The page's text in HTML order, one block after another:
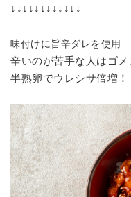
↓↓↓↓↓↓↓↓↓↓↓↓
味付けに旨辛ダレを使用
辛いのが苦手な人はゴ
半熟卵でウレシサ倍増！